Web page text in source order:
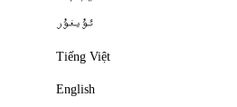
ئۇيغۇر
Tiếng Việt
English